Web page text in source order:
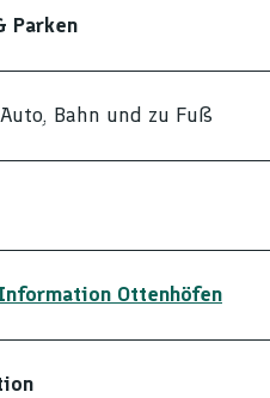
Parken
Bahn und zu Fuß
Ottenhöfen